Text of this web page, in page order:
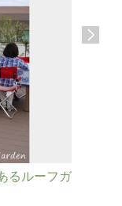
るルーフガ